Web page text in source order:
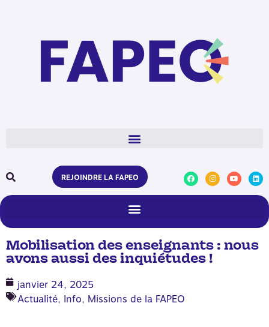
REJOINDRE LA FAPEO
Mobilisation des enseignants : nous
avons aussi des inquiétudes !
janvier 24, 2025
Actualité, Info, Missions de la FAPEO